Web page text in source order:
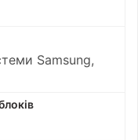
Samsung,